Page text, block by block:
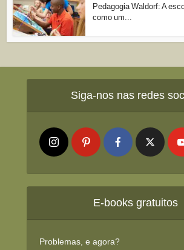
Pedagogia Waldorf: A
como um...
Siga-nos nas redes
E-books gratuitos
Problemas, e agora?